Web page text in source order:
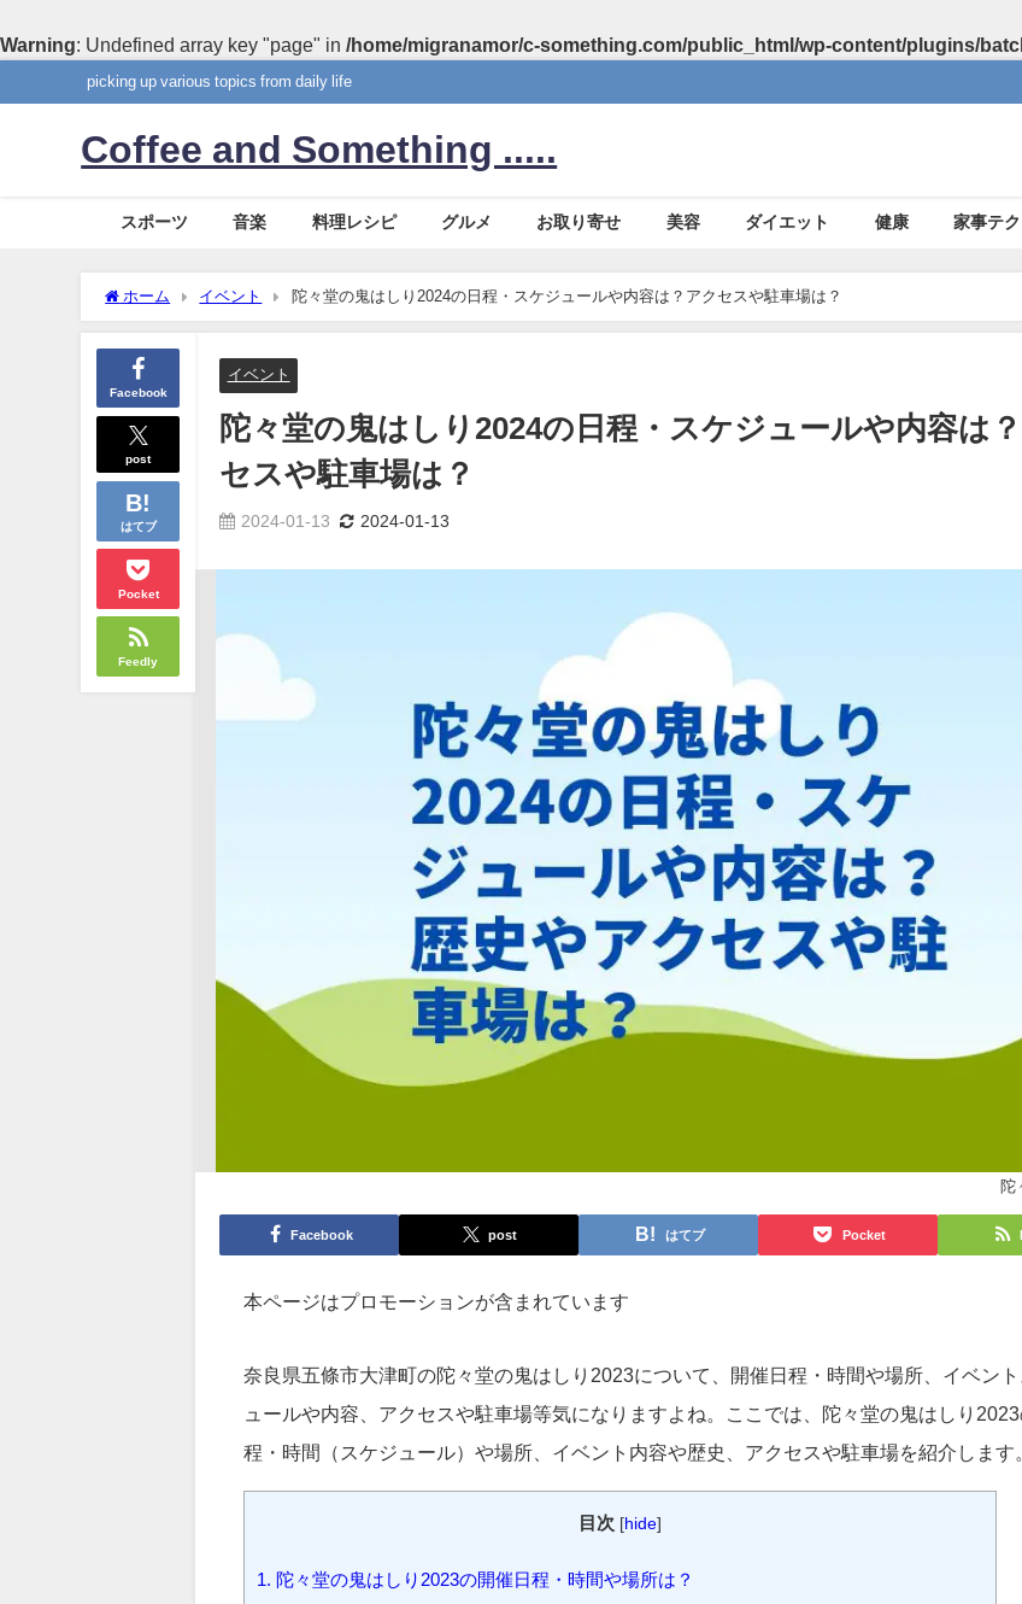
Warning: Undefined array key "page" in /home/migranamor/c-something.com/public_html/wp-content/plugins/
picking up various topics from daily life
Coffee and Something .....
スポーツ 音楽 料理レシピ グルメ お取り寄せ 美容 ダイエット 健康 家事テ
ホーム イベント 陀々堂の鬼はしり2024の日程・スケジュールや内容は？アクセスや駐車場は？
Facebook
post
はてブ
Pocket
Feedly
イベント
陀々堂の鬼はしり2024の日程・スケジュールや内容は
セスや駐車場は？
2024-01-13 2024-01-13
陀
Facebook post はてブ Pocket
本ページはプロモーションが含まれています
程・時間（スケジュール）や場所、イベント内容や歴史、アクセスや駐車場を紹介します